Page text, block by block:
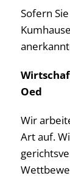
Sofern
Oed
Wir
Art auf.